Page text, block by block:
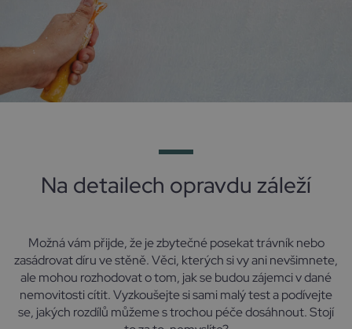
Na detailech opravdu záleží
Možná vám přijde, že je zbytečné posekat trávník nebo
zasádrovat díru ve stěně. Věci, kterých si vy ani nevšimnete,
ale mohou rozhodovat o tom, jak se budou zájemci v dané
nemovitosti cítit. Vyzkoušejte si sami malý test a podívejte
se, jakých rozdílů můžeme s trochou péče dosáhnout. Stojí